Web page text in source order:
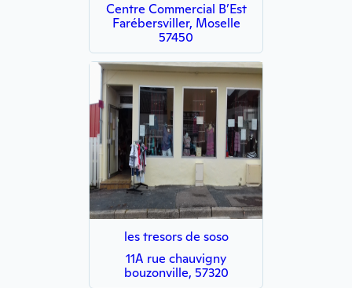
Centre Commercial B’Est
Farébersviller, Moselle
57450
les tresors de soso
11A rue chauvigny
bouzonville, 57320